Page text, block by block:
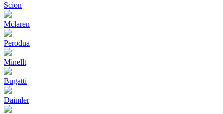
Scion
Mclaren
Perodua
Minellt
Bugatti
Daimler